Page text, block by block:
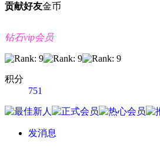
贡献好友金币
钻石vip会员
积分
751
发消息